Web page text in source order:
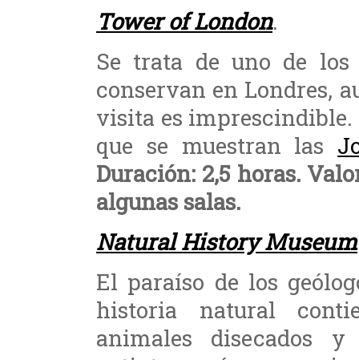
Tower of London.
Se trata de uno de los
conservan en Londres,
visita es imprescindible.
que se muestran las
Duración: 2,5 horas.
algunas salas.
Natural History Museum
El paraíso de los
historia natural
animales disecados